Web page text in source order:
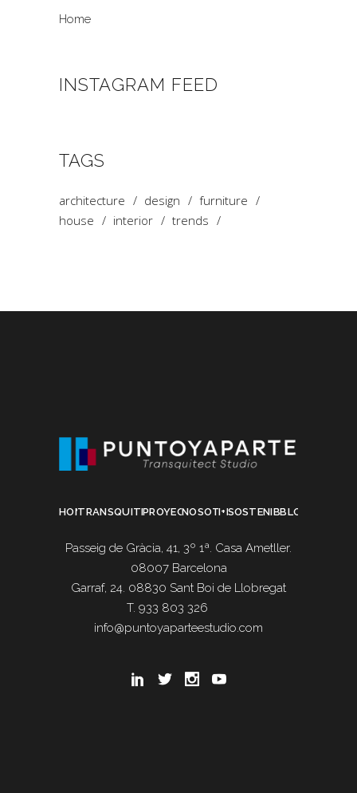
Home
INSTAGRAM FEED
TAGS
architecture design
furniture
house
interior trends
HOMETRANSQUITECTURA
PROYECTOSNOSOTROS
I+DSOSTENIBILIDAD
BLOG
Passeig de Gràcia, 41, 3º 1ª. Casa Ametller.
08007 Barcelona
Garraf, 24. 08830 Sant Boi de Llobregat
T. 933 803 326
info@puntoyaparteestudio.com